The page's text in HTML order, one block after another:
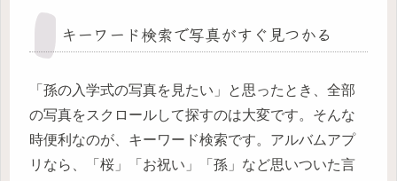
キーワード検索で写真がすぐ見つかる
「孫の入学式の写真を見たい」と思ったとき、全部
の写真をスクロールして探すのは大変です。そんな
時便利なのが、キーワード検索です。アルバムアプ
リなら、「桜」「お祝い」「孫」など思いついた言